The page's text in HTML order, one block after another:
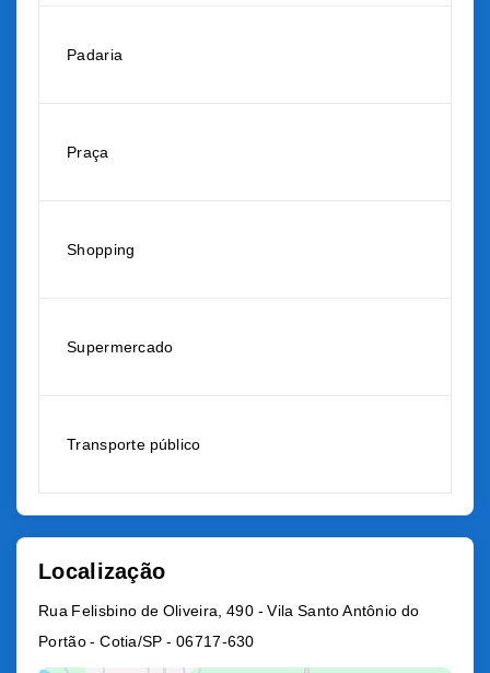
Padaria
Praça
Shopping
Supermercado
Transporte público
Localização
Rua Felisbino de Oliveira, 490 - Vila Santo Antônio do
Portão - Cotia/SP - 06717-630